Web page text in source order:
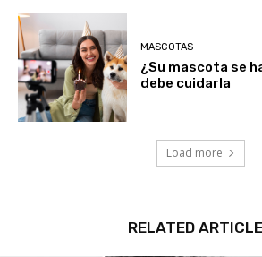
MASCOTAS
¿Su mascota se
debe cuidarla
Load more
RELATED